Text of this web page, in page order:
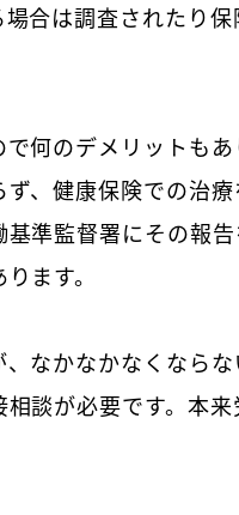
合は調査されたり
何のデメリットも
、健康保険での治療
準監督署にその報
ます。
なかなかなくなら
談が必要です。本